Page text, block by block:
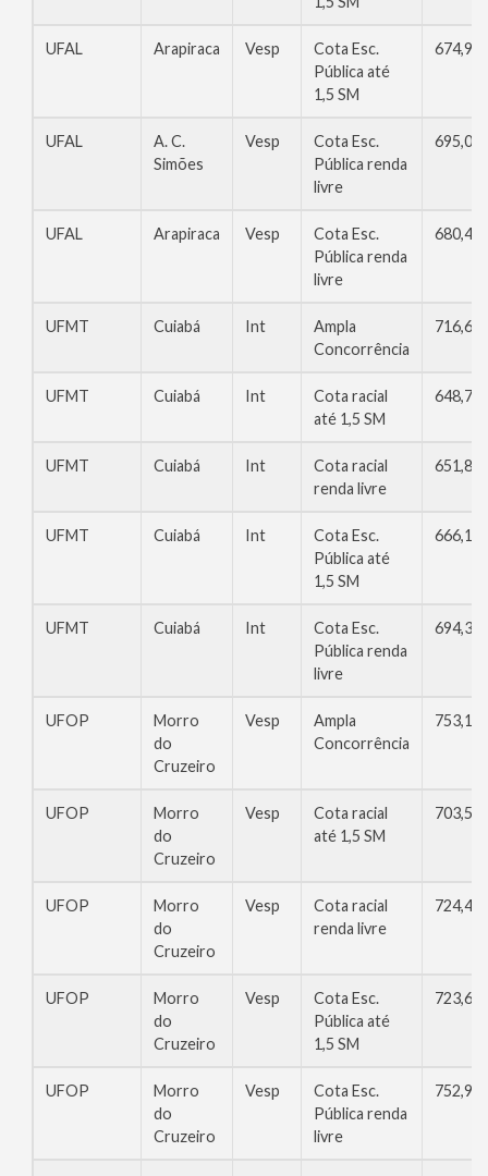
UFAL Arapiraca Vesp
Cota Esc.
Pública até
1,5 SM
674,98
UFAL
A. C.
Simões
Vesp
Cota Esc.
Pública renda
livre
695,04
UFAL Arapiraca Vesp
Cota Esc.
Pública renda
livre
680,42
UFMT Cuiabá Int
Ampla
Concorrência
716,64
UFMT Cuiabá Int
Cota racial
até 1,5 SM
648,74
UFMT Cuiabá Int
Cota racial
renda livre
651,86
UFMT Cuiabá Int
Cota Esc.
Pública até
1,5 SM
666,10
UFMT Cuiabá Int
Cota Esc.
Pública renda
livre
694,32
UFOP
Morro
do
Cruzeiro
Vesp
Ampla
Concorrência
753,12
UFOP
Morro
do
Cruzeiro
Vesp
Cota racial
até 1,5 SM
703,57
UFOP
Morro
do
Cruzeiro
Vesp
Cota racial
renda livre
724,42
UFOP
Morro
do
Cruzeiro
Vesp
Cota Esc.
Pública até
1,5 SM
723,66
UFOP
Morro
do
Cruzeiro
Vesp
Cota Esc.
Pública renda
livre
752,94